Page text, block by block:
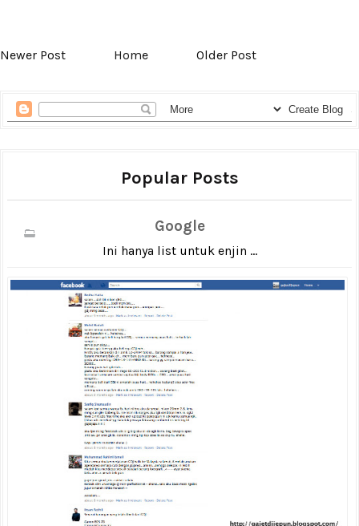
Newer Post Home Older Post
Popular Posts
Google
Ini hanya list untuk enjin ...